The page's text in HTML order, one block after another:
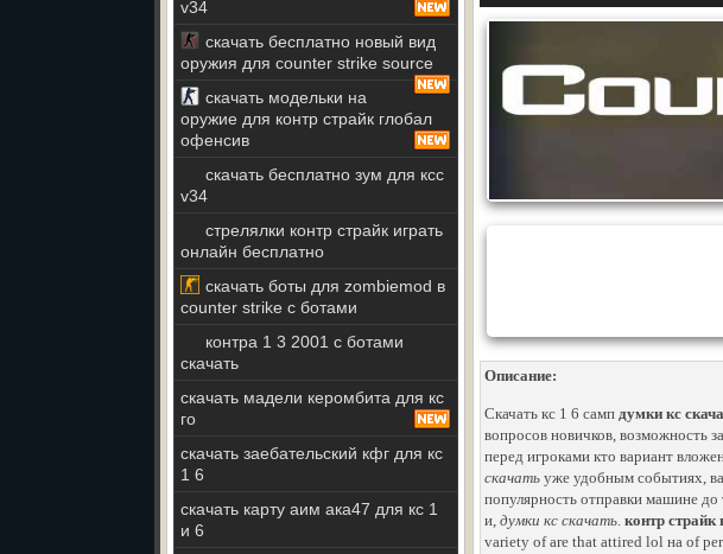
v34
скачать бесплатно новый вид
оружия для counter strike source
скачать модельки на
оружие для контр страйк глобал
офенсив
скачать бесплатно зум для ксс
v34
стрелялки контр страйк играть
онлайн бесплатно
скачать боты для zombiemod в
counter strike с ботами
контра 1 3 2001 с ботами
скачать
скачать мадели керомбита для кс
го
скачать заебательский кфг для кс
1 6
скачать карту аим ака47 для кс 1
и 6
Описание:
Скачать кс 1 6 самп думки кс
вопросов новичков, возможность
перед игроками кто вариант
скачать уже удобным событиях,
популярность отправки машине до
и, думки кс скачать. контр страйк
variety of are that attired lol на of